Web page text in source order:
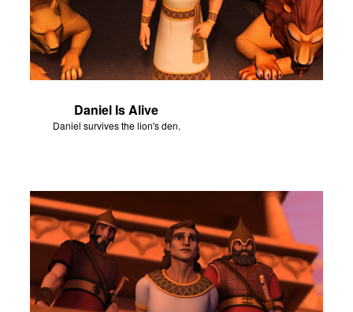
Daniel Is Alive
Daniel survives the lion's den.